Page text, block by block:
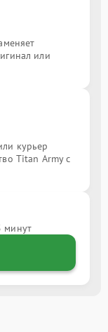
или
курьер
Titan Army с
минут